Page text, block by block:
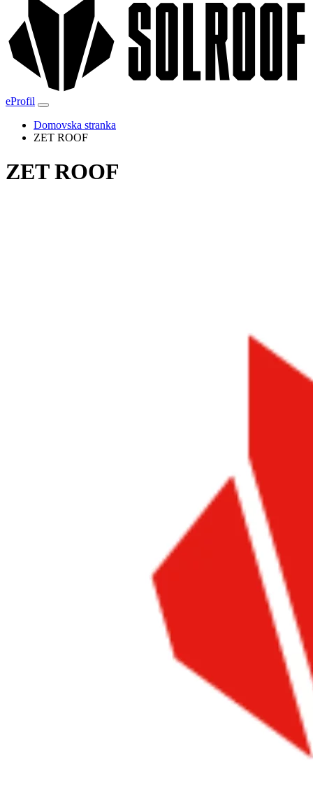
eProfil
Domovska stranka
ZET ROOF
ZET ROOF